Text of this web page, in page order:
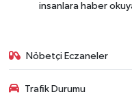
insanlara haber
Nöbetçi Eczaneler
Trafik Durumu